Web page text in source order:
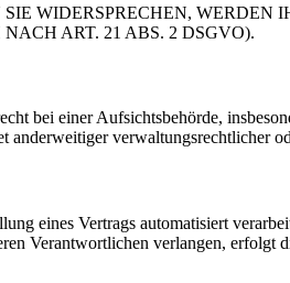
WIDERSPRECHEN, WERDEN
ART. 21 ABS. 2 DSGVO).
bei einer Aufsichtsbehörde,
anderweitiger verwaltungsrechtlicher
eines Vertrags automatisiert
Verantwortlichen verlangen, erfolgt